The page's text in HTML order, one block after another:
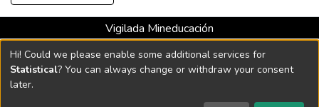
Vigilada Mineducación
Universidad con Acreditación Institucional hasta 2026 -
Resolución MEN 2158 de 2018
Hi! Could we please enable some additional services for
Statistical? You can always change or withdraw your consent
later.